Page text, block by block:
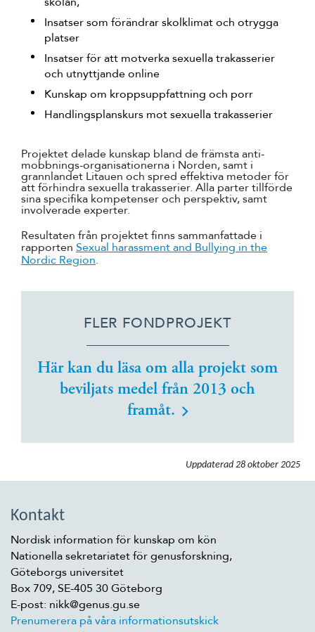
Insatser som förändrar skolklimat och otrygga
platser
Insatser för att motverka sexuella trakasserier
och utnyttjande online
Kunskap om kroppsuppfattning och porr
Handlingsplanskurs mot sexuella trakasserier
Projektet delade kunskap bland de främsta anti-
mobbnings-organisationerna i Norden, samt i
grannlandet Litauen och spred effektiva metoder för
att förhindra sexuella trakasserier. Alla parter tillförde
sina specifika kompetenser och perspektiv, samt
involverade experter.
Resultaten från projektet finns sammanfattade i
rapporten Sexual harassment and Bullying in the
Nordic Region.
FLER FONDPROJEKT
Här kan du läsa om alla projekt som
beviljats medel från 2013 och
framåt.
Uppdaterad 28 oktober 2025
Kontakt
Nordisk information för kunskap om kön
Nationella sekretariatet för genusforskning,
Göteborgs universitet
Box 709, SE-405 30 Göteborg
E-post: nikk@genus.gu.se
Prenumerera på våra informationsutskick